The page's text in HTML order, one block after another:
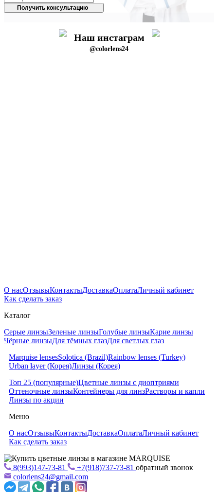
Получить консультацию
Наш инстаграм
@colorlens24
О насОтзывыКонтактыДоставкаОплатаЛичный кабинет
Как сделать заказ
Каталог
Серые линзыЗеленые линзыГолубые линзыКарие линзы
Чёрные линзыДля тёмных глазДля светлых глаз
Marquise lensesSolotica (Brazil)Rainbow lenses (Turkey)
Urban layer (Корея)Линзы (Корея)
Топ 25 (популярные)Цветные линзы с диоптриями
Оттеночные линзыКонтейнеры для линзРастворы и капли
Линзы по акции
Меню
О насОтзывыКонтактыДоставкаОплатаЛичный кабинет
Как сделать заказ
8(993)147-73-81 +7(918)737-73-81 обратный звонок
colorlens24@gmail.com